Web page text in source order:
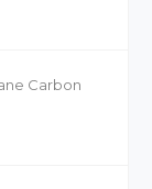
Carbon